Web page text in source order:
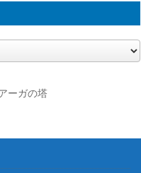
ーガの塔